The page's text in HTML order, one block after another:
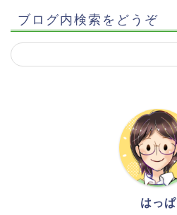
ブログ内検索をどうぞ
はっぱ